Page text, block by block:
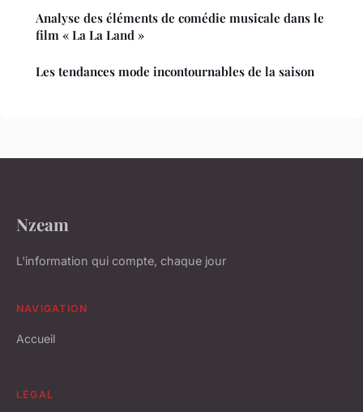
Analyse des éléments de comédie musicale dans le
film « La La Land »
Les tendances mode incontournables de la saison
Nzeam
L'information qui compte, chaque jour
NAVIGATION
Accueil
LÉGAL